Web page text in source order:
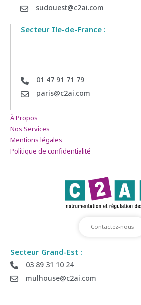
sudouest@c2ai.com
Secteur Ile-de-France :
01 47 91 71 79
paris@c2ai.com
À Propos
Nos Services
Mentions légales
Politique de confidentialité
Contactez-nous
Secteur Grand-Est :
03 89 31 10 24
mulhouse@c2ai.com